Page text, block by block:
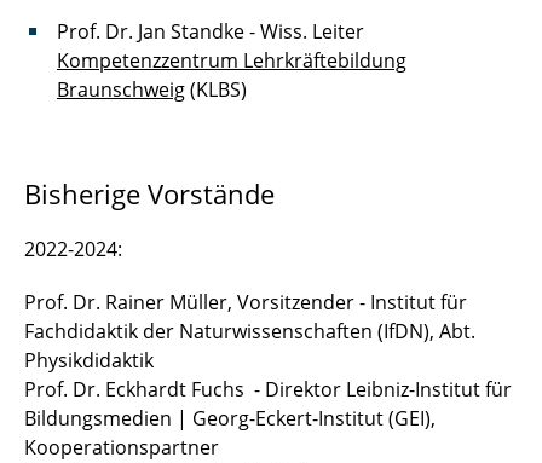
Prof. Dr. Jan Standke - Wiss. Leiter
Kompetenzzentrum Lehrkräftebildung
Braunschweig(KLBS)
Bisherige Vorstände
2022-2024:
Prof. Dr. Rainer Müller, Vorsitzender - Institut für
Fachdidaktik der Naturwissenschaften (IfDN), Abt.
Physikdidaktik
Prof. Dr. Eckhardt Fuchs - Direktor Leibniz-Institut für
Bildungsmedien | Georg-Eckert-Institut (GEI),
Kooperationspartner